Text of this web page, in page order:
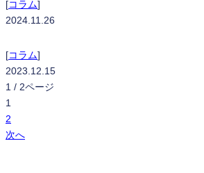
[コラム]
2024.11.26
[コラム]
2023.12.15
1 / 2ページ
1
2
次へ